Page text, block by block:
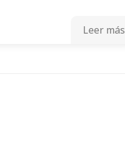
Leer más